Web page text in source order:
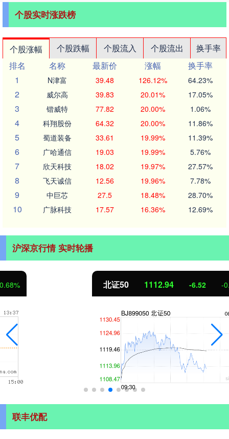
个股实时涨跌榜
个股涨幅 个股跌幅 个股流入 个股流出
换手率
排名
名称 最新价 涨幅
换手率
1
N津富 39.48 126.12% 64.23%
2 威尔高 39.83 20.01% 17.05%
3 锴威特 77.82 20.00% 1.06%
4 科翔股份 64.32 20.00% 11.86%
5 蜀道装备 33.61 19.99% 11.39%
6 广哈通信 19.03 19.99% 5.76%
7 欣天科技 18.02 19.97% 27.57%
8 飞天诚信 12.56 19.96% 7.78%
9 中巨芯 27.5 18.48% 28.70%
10 广脉科技 17.57 16.36% 12.69%
沪深京行情 实时轮播
1112.94 -6.52 -0.58%
联丰优配